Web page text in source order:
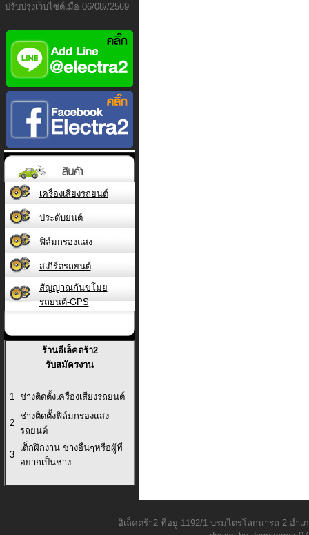
ปรับปรุงเว็บไซต์เมื่อ 06/08//2569
เครื่องเสียงรถยนต์
ประดับยนต์
ฟิล์มกรองแสง
สเกิร์ตรถยนต์
สัญญาณกันขโมย
รถยนต์-GPS
ร้านอีเล็คตร้า2
รับสมัครงาน
1 ช่างติดตั้งเครื่องเสียงรถยนต์
2
ช่างติดตั้งฟิล์มกรองแสง
รถยนต์
3
เด็กฝึกงาน ช่างอื่นๆหรือผู้ที่
อยากเป็นช่าง
อิเล็คตร้า2 ที่อยู่ 1192/1 บรมไตรโลกนารถ 2 อำ